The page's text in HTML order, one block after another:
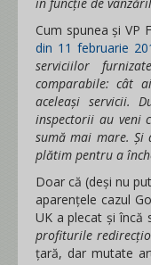
Cum spunea și VP
din 11 februarie
serviciilor
comparabile: cât
aceleași servicii.
inspectorii au veni
sumă mai mare. Și
plătim pentru a
Doar că (deși nu
aparențele cazul
UK a plecat și încă
profiturile
țară, dar mutate